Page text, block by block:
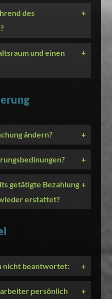
des
+
und einen
+
ändern? +
+
getätigte Bezahlung
erstattet?
+
nicht beantwortet: +
persönlich
+